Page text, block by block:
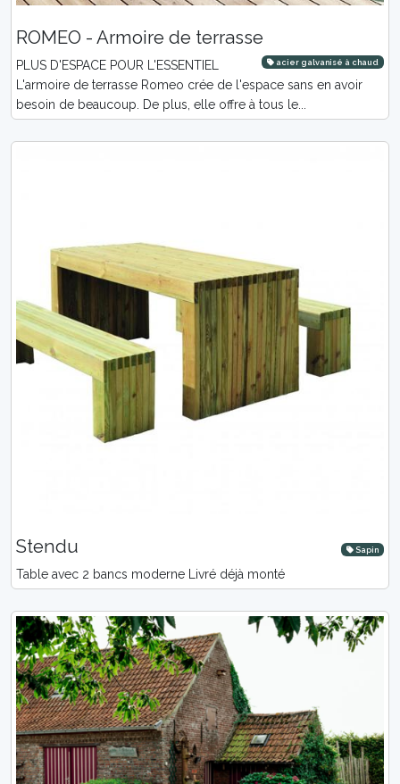
ROMEO - Armoire de terrasse
acier galvanisé à chaud
PLUS D'ESPACE POUR L'ESSENTIEL
L'armoire de terrasse Romeo crée de l'espace sans en avoir
besoin de beaucoup. De plus, elle offre à tous le...
Stendu Sapin
Table avec 2 bancs moderne Livré déjà monté